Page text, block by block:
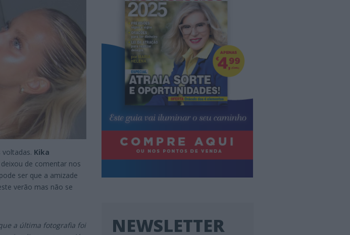
Kika
de comentar nos
ser que a amizade
verão mas não se
a última fotografia foi
NEWSLETTER